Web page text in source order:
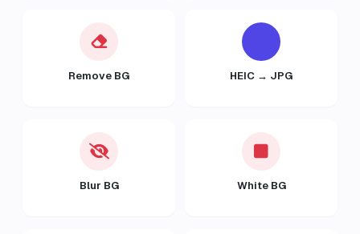
HEIC → JPG
Remove BG
White BG
Blur BG